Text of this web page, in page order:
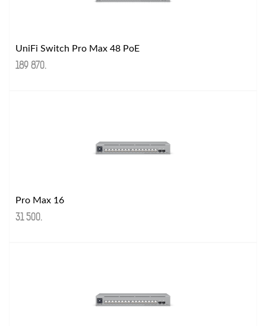
UniFi Switch Pro Max 48 PoE
189 870.
Pro Max 16
31 500.